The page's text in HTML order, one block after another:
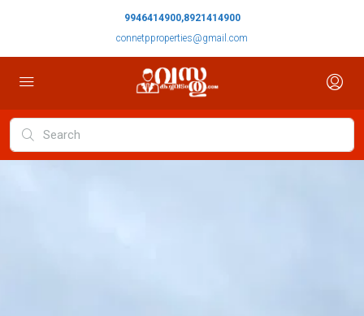
9946414900,8921414900
connetpproperties@gmail.com